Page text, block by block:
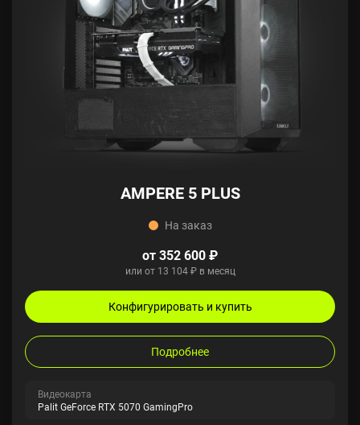
AMPERE 5 PLUS
На заказ
от 352 600 ₽
или от 13 104 ₽ в месяц
Конфигурировать и купить
Подробнее
Видеокарта
Palit GeForce RTX 5070 GamingPro